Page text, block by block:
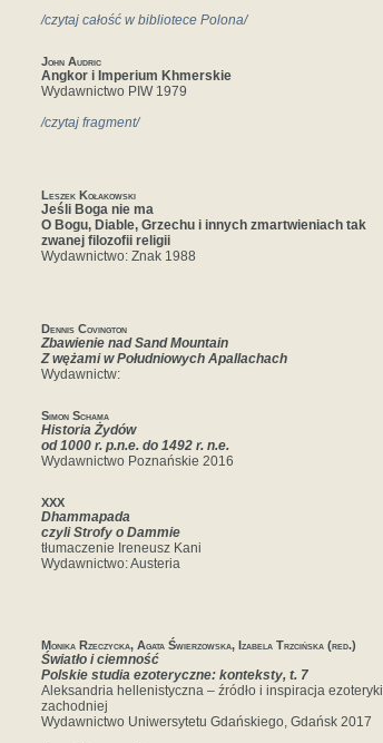
/czytaj całość w bibliotece Polona/
John Audric
Angkor i Imperium Khmerskie
Wydawnictwo PIW 1979
/czytaj fragment/
Leszek Kołakowski
Jeśli Boga nie ma
O Bogu, Diable, Grzechu i innych zmartwieniach tak
zwanej filozofii religii
Wydawnictwo: Znak 1988
Dennis Covington
Zbawienie nad Sand Mountain
Z wężami w Południowych Apallachach
Wydawnictw:
Simon Schama
Historia Żydów
od 1000 r. p.n.e. do 1492 r. n.e.
Wydawnictwo Poznańskie 2016
XXX
Dhammapada
czyli Strofy o Dammie
tłumaczenie Ireneusz Kani
Wydawnictwo: Austeria
Monika Rzeczycka, Agata Świerzowska, Izabela Trzcińska (red.)
Światło i ciemność
Polskie studia ezoteryczne: konteksty, t. 7
Aleksandria hellenistyczna – źródło i inspiracja ezoteryki
zachodniej
Wydawnictwo Uniwersytetu Gdańskiego, Gdańsk 2017